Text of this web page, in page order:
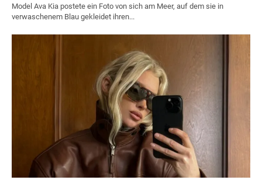
Model Ava Kia postete ein Foto von sich am Meer, auf dem sie in
verwaschenem Blau gekleidet ihren...